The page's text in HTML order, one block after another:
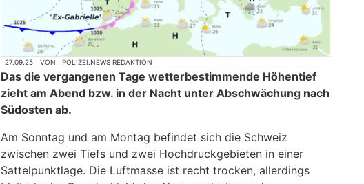
27.09.25 VON POLIZEI.NEWS REDAKTION
Das die vergangenen Tage wetterbestimmende Höhentief
zieht am Abend bzw. in der Nacht unter Abschwächung nach
Südosten ab.
Am Sonntag und am Montag befindet sich die Schweiz
zwischen zwei Tiefs und zwei Hochdruckgebieten in einer
Sattelpunktlage. Die Luftmasse ist recht trocken, allerdings